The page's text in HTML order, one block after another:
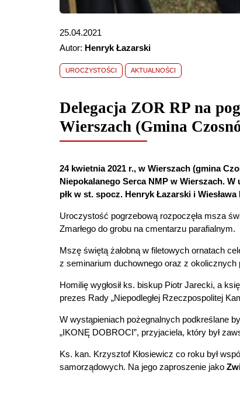
25.04.2021
Autor: Henryk Łazarski
UROCZYSTOŚCI AKTUALNOŚCI
Delegacja ZOR RP na
Wierszach (Gmina
24 kwietnia 2021 r., w Wierszach (gmina
Niepokalanego Serca NMP w Wierszach.
płk w st. spocz. Henryk Łazarski i
Uroczystość pogrzebową rozpoczęła msza
Zmarłego do grobu na cmentarzu parafialnym.
Mszę świętą żałobną w filetowych ornatach
z seminarium duchownego oraz z
Homilię wygłosił ks. biskup Piotr Jarecki, a
prezes Rady „Niepodległej Rzeczpospolitej
W wystąpieniach pożegnalnych podkreślane
„IKONĘ DOBROCI”, przyjaciela, który był
Ks. kan. Krzysztof Kłosiewicz co roku był
samorządowych. Na jego zaproszenie jako